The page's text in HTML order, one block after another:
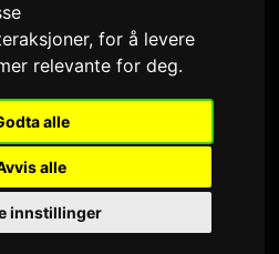
,for å levere
relevante for deg.
alle
alle
innstillinger
Aquarium
en romanadapsjon.
alene over åtte år, vil
omslagsbildet.